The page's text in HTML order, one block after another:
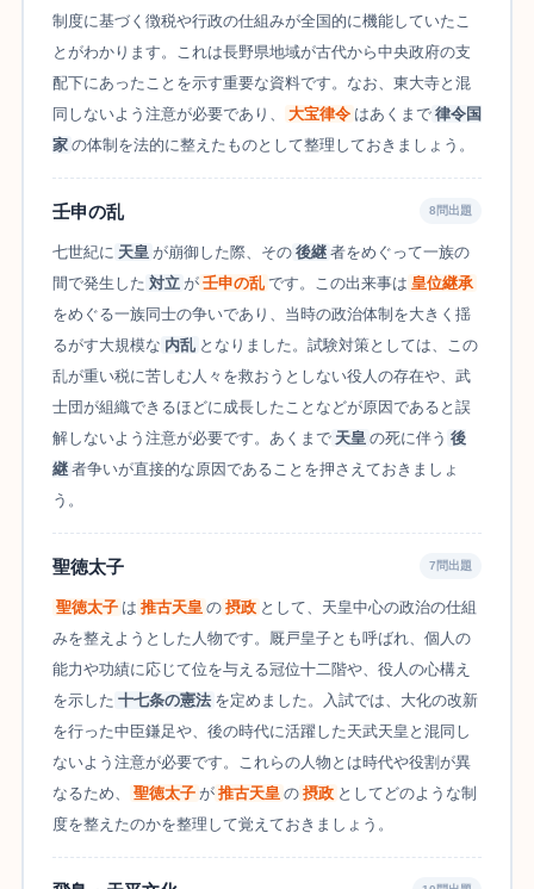
制度に基づく徴税や行政の仕組みが全国的に機能していたこ
とがわかります。これは長野県地域が古代から中央政府の支
配下にあったことを示す重要な資料です。なお、東大寺と混
同しないよう注意が必要であり、
大宝律令 はあくまで 律令国
家 の体制を法的に整えたものとして整理しておきましょう。
壬申の乱 8問出題
七世紀に 天皇 が崩御した際、その 後継 者をめぐって一族の
間で発生した 対立 が 壬申の乱 です。この出来事は 皇位継承
をめぐる一族同士の争いであり、当時の政治体制を大きく揺
るがす大規模な 内乱 となりました。試験対策としては、この
乱が重い税に苦しむ人々を救おうとしない役人の存在や、武
士団が組織できるほどに成長したことなどが原因であると誤
解しないよう注意が必要です。あくまで 天皇 の死に伴う 後
継 者争いが直接的な原因であることを押さえておきましょ
う。
聖徳太子 7問出題
聖徳太子 は 推古天皇 の 摂政 として、天皇中心の政治の仕組
みを整えようとした人物です。厩戸皇子とも呼ばれ、個人の
能力や功績に応じて位を与える冠位十二階や、役人の心構え
を示した 十七条の憲法 を定めました。入試では、大化の改新
を行った中臣鎌足や、後の時代に活躍した天武天皇と混同し
ないよう注意が必要です。これらの人物とは時代や役割が異
なるため、
聖徳太子 が 推古天皇 の 摂政 としてどのような制
度を整えたのかを整理して覚えておきましょう。